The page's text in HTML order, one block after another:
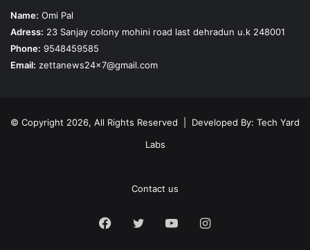
Name: Omi Pal
Adress: 23 Sanjay colony mohini road last dehradun u.k 248001
Phone: 9548459585
Email: zettanews24x7@gmail.com
© Copyright 2026, All Rights Reserved | Developed By: Tech Yard
Labs
Contact us
Facebook
Twitter YouTubeInstagram